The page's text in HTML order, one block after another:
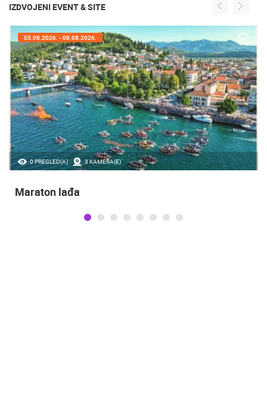
IZDVOJENI EVENT & SITE
0 PREGLED(A) 3 KAMERA(E)
05.08.2026. - 08.08.2026.
Maraton lađa